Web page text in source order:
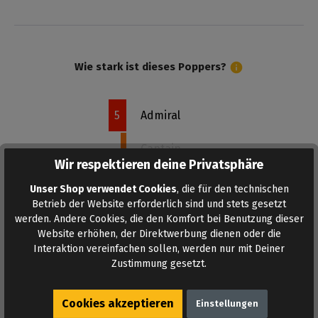
Wie stark ist dieses Poppers?
5 Admiral
Captain
Commander
Sergeant
Recruit
Wir respektieren deine Privatsphäre
Unser Shop verwendet Cookies, die für den technischen
Betrieb der Website erforderlich sind und stets gesetzt
werden. Andere Cookies, die den Komfort bei Benutzung dieser
Website erhöhen, der Direktwerbung dienen oder die
Interaktion vereinfachen sollen, werden nur mit Deiner
Zustimmung gesetzt.
Cookies akzeptieren Einstellungen